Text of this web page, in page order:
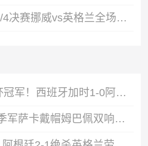
07月12日世界杯1/4决赛挪威vs英格兰全场录像
时隔16年夺世界杯冠军！西班牙加时1-0阿根廷费兰制胜恩佐染红
英格兰6-4法国获季军萨卡戴帽姆巴佩双响创纪录奥利塞2助+失良机